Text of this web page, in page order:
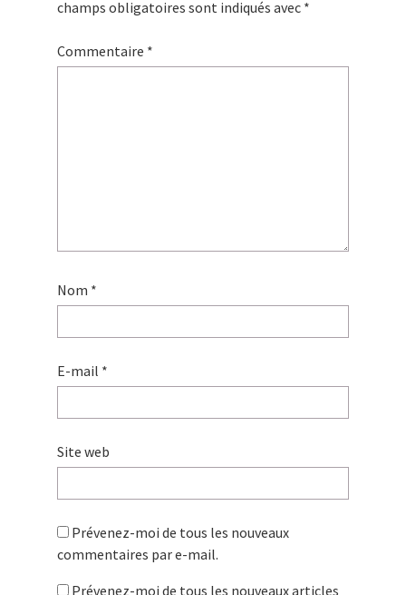
champs obligatoires sont indiqués avec *
Commentaire *
Nom *
E-mail *
Site web
Prévenez-moi de tous les nouveaux
commentaires par e-mail.
Prévenez-moi de tous les nouveaux articles